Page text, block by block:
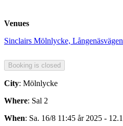
Venues
Sinclairs Mölnlycke,
City: Mölnlycke
Where: Sal 2
When: Sa. 16/8 11:45 år 2025 -